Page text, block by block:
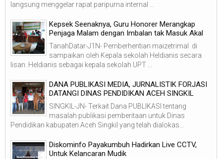
langsung menggelar rapat paripurna internal ...
Kepsek Seenaknya, Guru Honorer Merangkap
Penjaga Malam dengan Imbalan tak Masuk Akal
TanahDatar-J1N- Pemberhentian maizetrimal di
sampaikan oleh Kepala sekolah Heldianis secara
lisan. Heldianis sebagai kepala sekolah UPT ...
DANA PUBLIKASI MEDIA, JURNALISTIK FORJASI
DATANGI DINAS PENDIDIKAN ACEH SINGKIL
SINGKIL-JN- Terkait Dana PUBLIKASI tentang
masalah publikasi pemberitaan untuk Dinas
Pendidikan kabupaten Aceh Singkil yang telah dialokas...
Diskominfo Payakumbuh Hadirkan Live CCTV,
Untuk Kelancaran Mudik